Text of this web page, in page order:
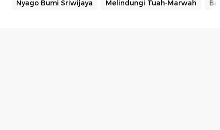
Nyago Bumi Sriwijaya Melindungi Tuah-Marwah